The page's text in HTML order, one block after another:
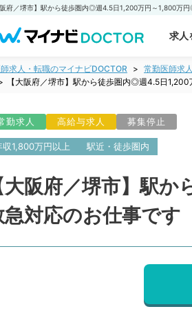
求人
求人・転職のマイナビDOCTOR 常勤医師求人
【大阪府／堺市】駅から徒歩圏内◎週4.5日
勤求人 高給与求人 募集停止
収1,800万円以上 駅近・徒歩圏内
大阪府／堺市】駅
対応のお仕事です